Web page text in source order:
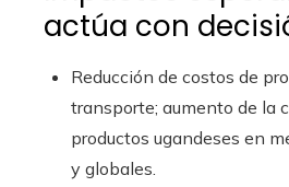
actúa con
Reducción de costos de
transporte; aumento de la
productos ugandeses en
y globales.